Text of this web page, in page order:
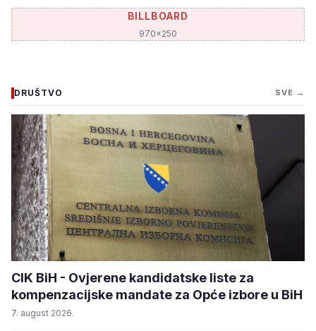
BILLBOARD
970x250
DRUŠTVO SVE →
CIK BiH - Ovjerene kandidatske liste za
kompenzacijske mandate za Opće izbore u BiH
7. august 2026.